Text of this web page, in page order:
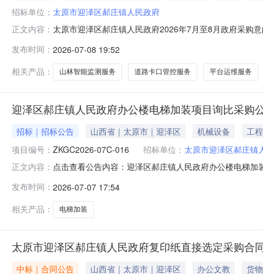
招标单位： 太原市迎泽区郝庄镇人民政府
正文内容： 太原市迎泽区郝庄镇人民政府2026年7月至8月政府采购
385.000000万元(人民币)采购品目：采购需求概况：本
能监测服务：增加部署18处前端视
发布时间： 2026-07-08 19:52
相关产品：
山林智能监测服务 道路卡口管控服务 平台运维服务
迎泽区郝庄镇人民政府办公楼电梯加装项目询比采购
招标｜招标公告 山西省｜太原市｜迎泽区 机械设备
工程
项目编号： ZKGC2026-07C-016 招标单位： 太原市迎泽区郝庄镇
正文内容： 点击查看公告内容：迎泽区郝庄镇人民政府办公楼电梯加
发布时间： 2026-07-07 17:54
相关产品：
电梯加装
太原市迎泽区郝庄镇人民政府复印纸直接选定采购合
中标｜合同公告 山西省｜太原市｜迎泽区 办公文教
货物